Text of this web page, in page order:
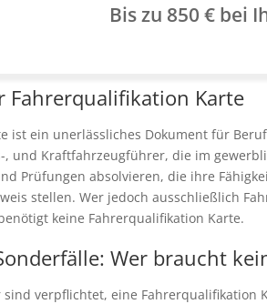
Bis zu 850 € bei
Fahrerqualifikation Karte
ist ein unerlässliches Dokument für
, und Kraftfahrzeugführer, die im
Prüfungen absolvieren, die ihre
stellen. Wer jedoch ausschließlich
keine Fahrerqualifikation Karte.
Wer braucht
verpflichtet, eine Fahrerqualifikation